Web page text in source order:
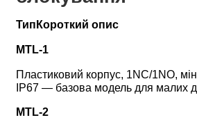
Тип Короткий опис
MTL-1
Пластиковий корпус, 1NC/1NO,
IP67 — базова модель для малих
MTL-2